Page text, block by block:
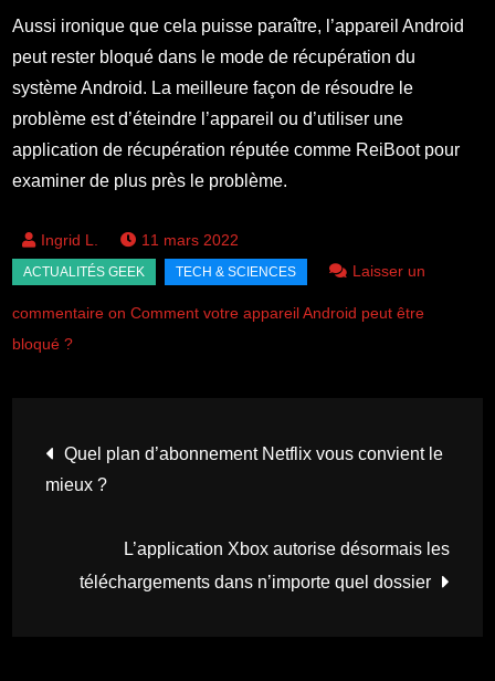
Aussi ironique que cela puisse paraître, l’appareil Android
peut rester bloqué dans le mode de récupération du
système Android. La meilleure façon de résoudre le
problème est d’éteindre l’appareil ou d’utiliser une
application de récupération réputée comme ReiBoot pour
examiner de plus près le problème.
11 mars 2022
Laisser un
commentaire on Comment votre appareil Android peut être
bloqué ?
Navigation
de
l’article
Quel plan d’abonnement Netflix vous convient le
mieux ?
L’application Xbox autorise désormais les
téléchargements dans n’importe quel dossier